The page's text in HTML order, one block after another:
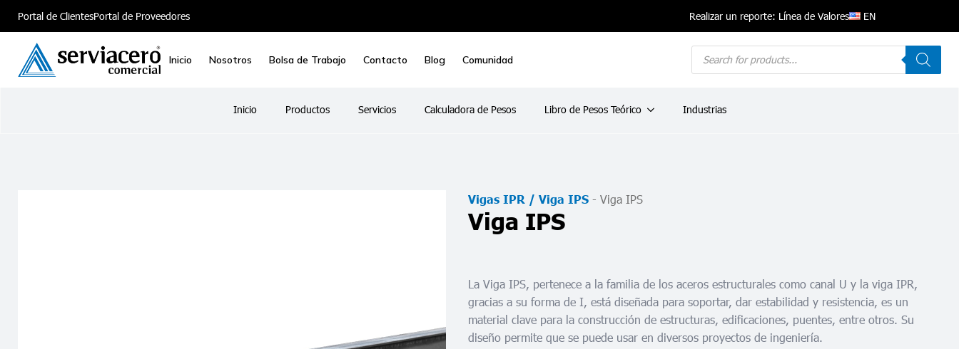
Portal de ClientesPortal de Proveedores Realizar un reporte: Línea de Valores EN
Inicio Nosotros Bolsa de Trabajo Contacto Blog Comunidad
Products
search
Inicio Productos Servicios Calculadora de Pesos Libro de Pesos Teórico Industrias
Vigas IPR / Viga IPS - Viga IPS
Viga IPS
La Viga IPS, pertenece a la familia de los aceros estructurales como canal U y la viga IPR,
gracias a su forma de I, está diseñada para soportar, dar estabilidad y resistencia, es un
material clave para la construcción de estructuras, edificaciones, puentes, entre otros. Su
diseño permite que se puede usar en diversos proyectos de ingeniería.